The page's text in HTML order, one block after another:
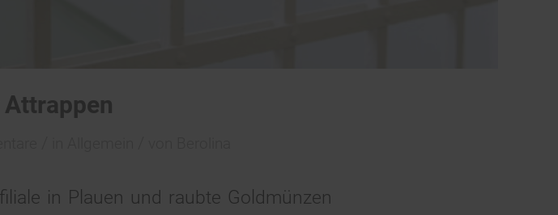
in Plauen und raubte Goldmünzen